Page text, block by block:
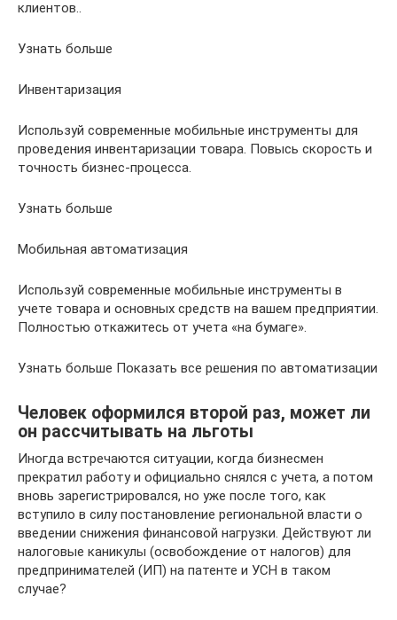
клиентов..
Узнать больше
Инвентаризация
Используй современные мобильные инструменты для
проведения инвентаризации товара. Повысь скорость и
точность бизнес-процесса.
Узнать больше
Мобильная автоматизация
Используй современные мобильные инструменты в
учете товара и основных средств на вашем предприятии.
Полностью откажитесь от учета «на бумаге».
Узнать больше Показать все решения по автоматизации
Человек оформился второй раз, может ли
он рассчитывать на льготы
Иногда встречаются ситуации, когда бизнесмен
прекратил работу и официально снялся с учета, а потом
вновь зарегистрировался, но уже после того, как
вступило в силу постановление региональной власти о
введении снижения финансовой нагрузки. Действуют ли
налоговые каникулы (освобождение от налогов) для
предпринимателей (ИП) на патенте и УСН в таком
случае?